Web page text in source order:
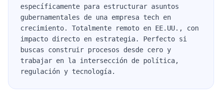
específicamente para estructurar asuntos
gubernamentales de una empresa tech en
crecimiento. Totalmente remoto en EE.UU., con
impacto directo en estrategia. Perfecto si
buscas construir procesos desde cero y
trabajar en la intersección de política,
regulación y tecnología.